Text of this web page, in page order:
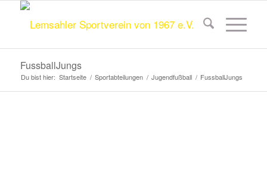
FussballJungs
Du bist hier: Startseite / Sportabteilungen / Jugendfußball / FussballJungs